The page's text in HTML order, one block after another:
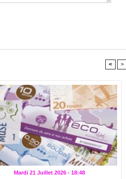
< >
Mardi 21 Juillet 2026 - 18:48